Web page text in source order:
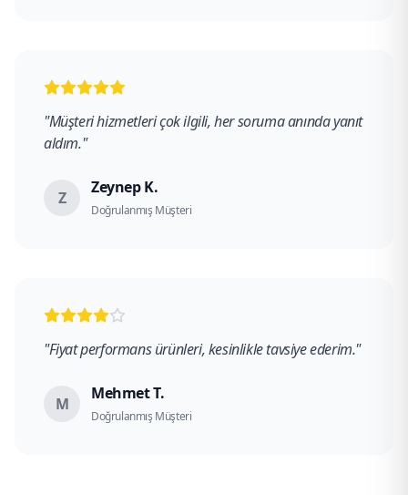
"Müşteri hizmetleri çok ilgili, her soruma anında yanıt
aldım."
Z
Zeynep K.
Doğrulanmış Müşteri
"Fiyat performans ürünleri, kesinlikle tavsiye ederim."
M
Mehmet T.
Doğrulanmış Müşteri